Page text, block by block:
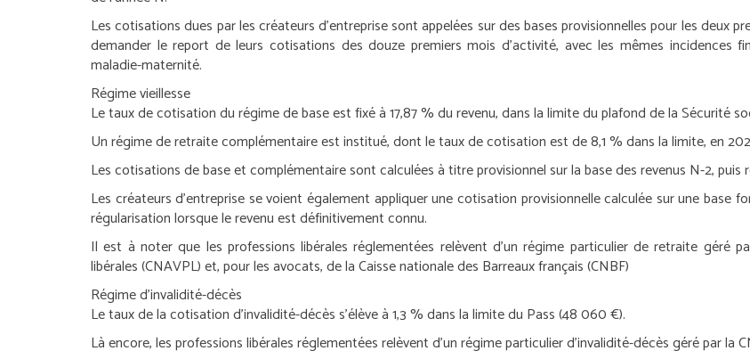
Les cotisations dues par les créateurs d’entreprise sont appelées sur des bases provisionnelles pour les deux
demander le report de leurs cotisations des douze premiers mois d’activité, avec les mêmes incidences
maladie-maternité.
Régime vieillesse
Le taux de cotisation du régime de base est fixé à 17,87 % du revenu, dans la limite du plafond de la Sécurité
Un régime de retraite complémentaire est institué, dont le taux de cotisation est de 8,1 % dans la limite, en
Les cotisations de base et complémentaire sont calculées à titre provisionnel sur la base des revenus N-2, puis
Les créateurs d’entreprise se voient également appliquer une cotisation provisionnelle calculée sur une base
régularisation lorsque le revenu est définitivement connu.
Il est à noter que les professions libérales réglementées relèvent d’un régime particulier de retraite géré
libérales (CNAVPL) et, pour les avocats, de la Caisse nationale des Barreaux français (CNBF)
Régime d’invalidité-décès
Le taux de la cotisation d’invalidité-décès s’élève à 1,3 % dans la limite du Pass (48 060 €).
Là encore, les professions libérales réglementées relèvent d’un régime particulier d’invalidité-décès géré par la